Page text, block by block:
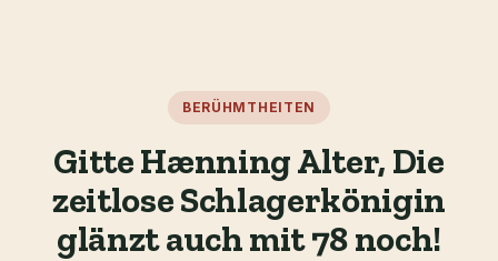
BERÜHMTHEITEN
Gitte Hænning Alter, Die
zeitlose Schlagerkönigin
glänzt auch mit 78 noch!